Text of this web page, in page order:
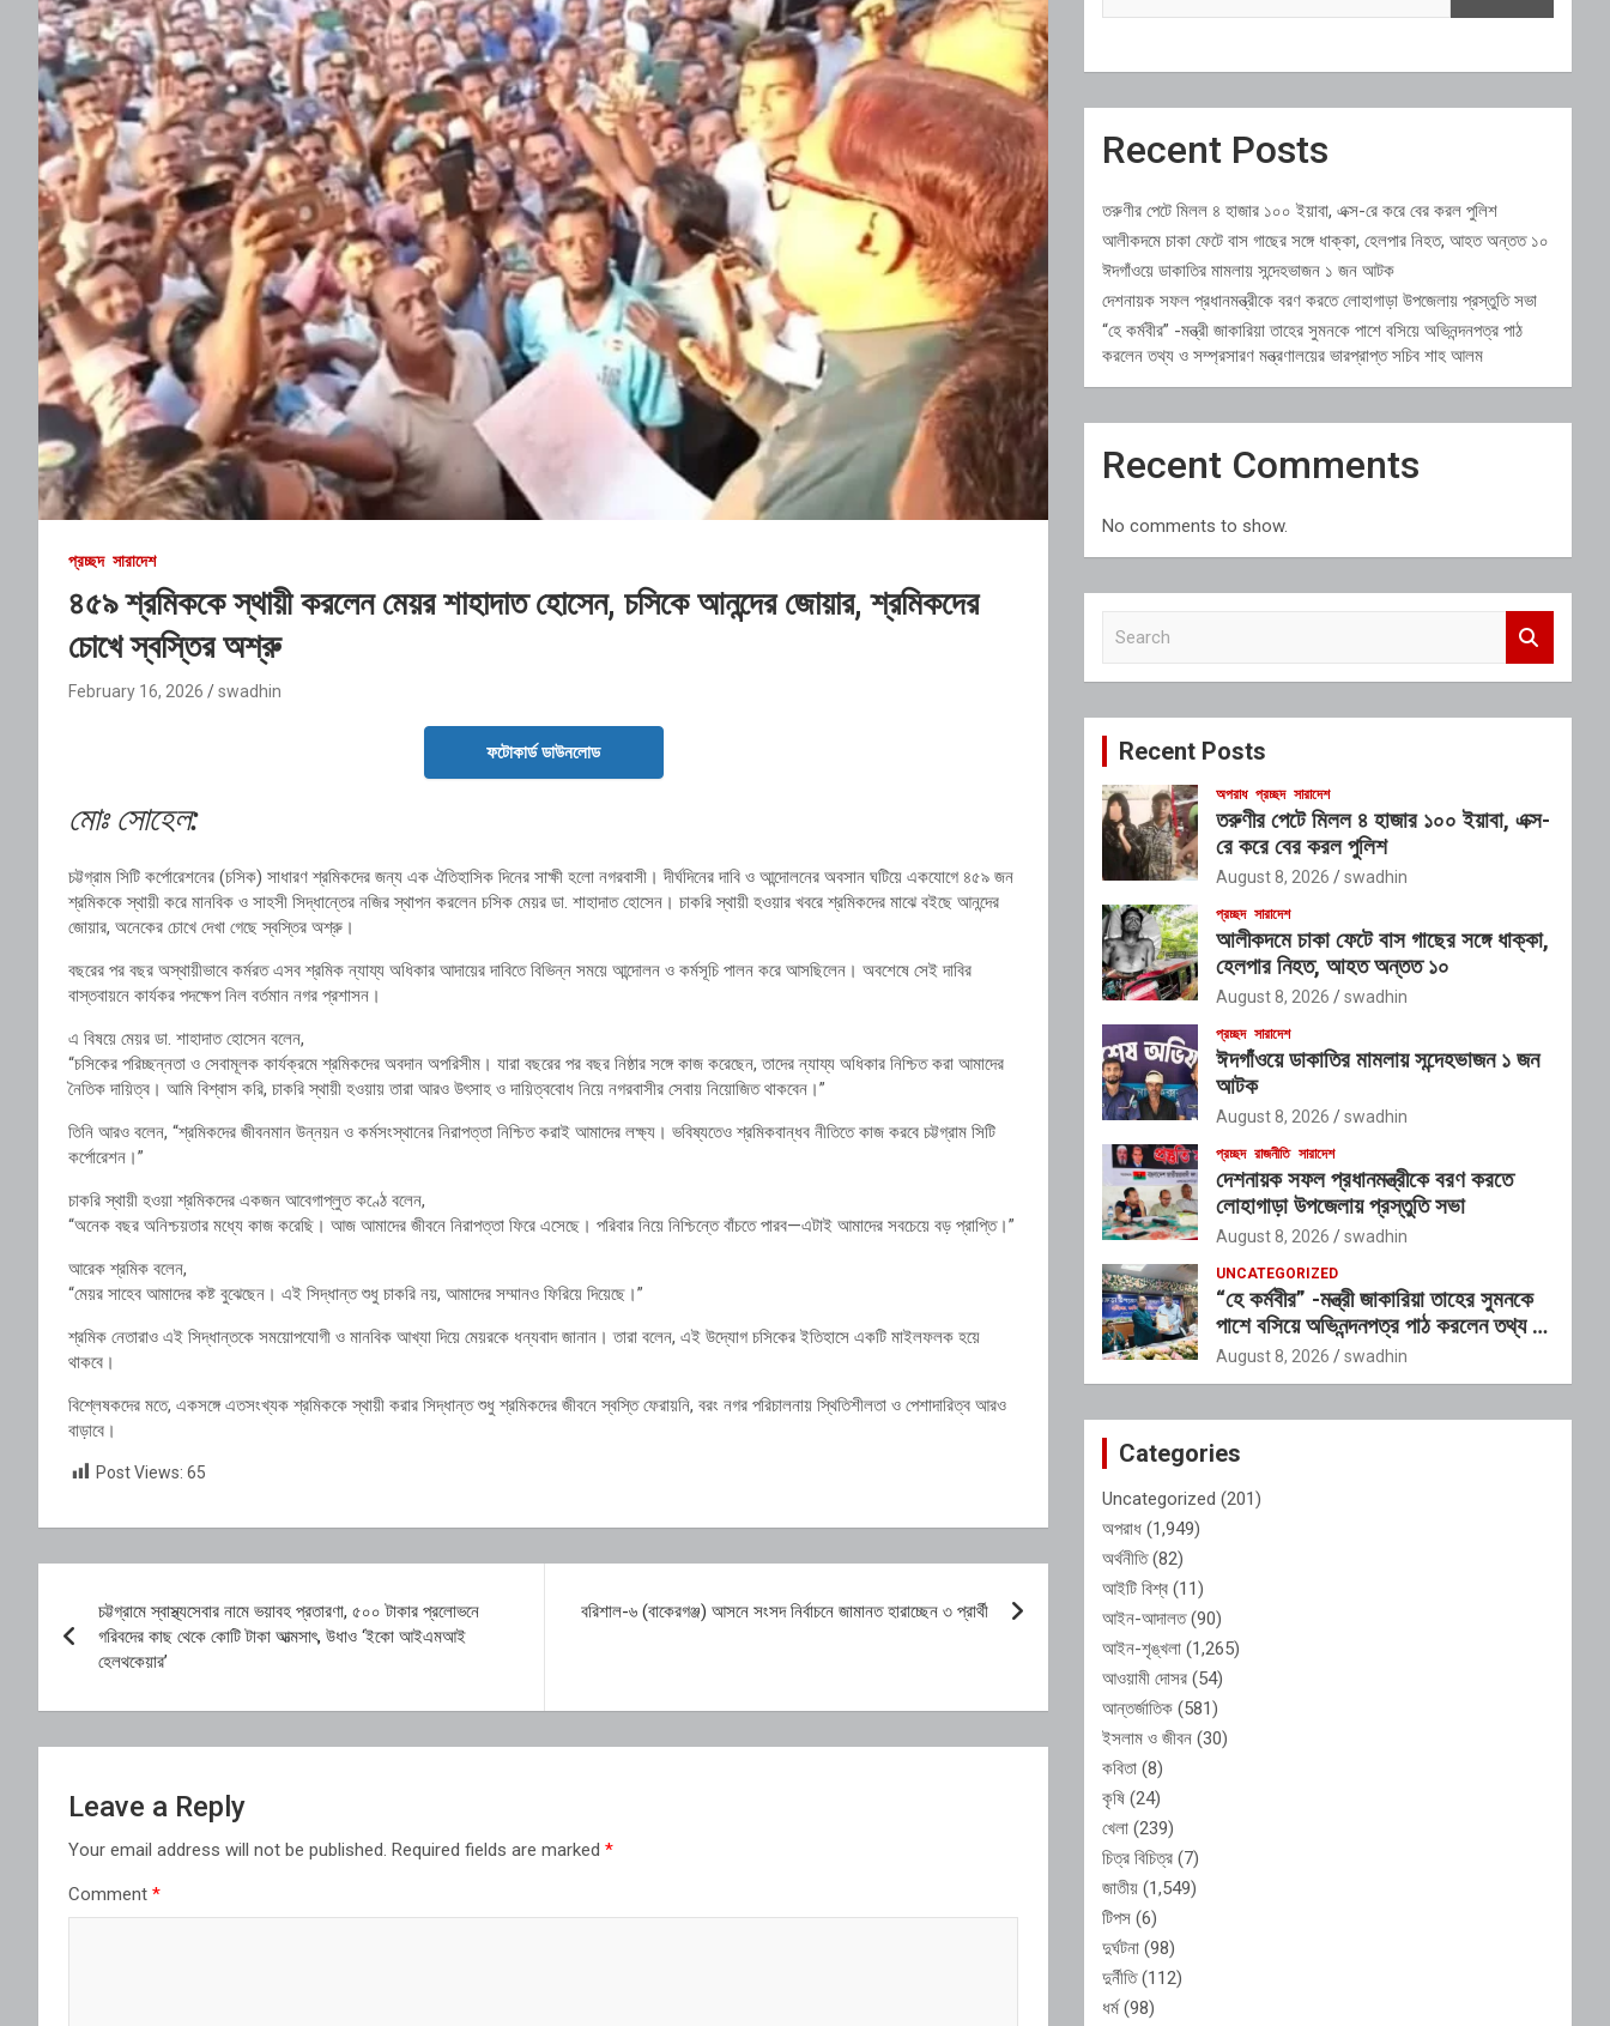
প্রচ্ছদ সারাদেশ
৪৫৯ শ্রমিককে স্থায়ী করলেন মেয়র শাহাদাত হোসেন, চসিকে আনন্দের জোয়ার, শ্রমিকদের
চোখে স্বস্তির অশ্রু
February 16, 2026 swadhin
ফটোকার্ড ডাউনলোড
মোঃ সোহেল:
চট্টগ্রাম সিটি কর্পোরেশনের (চসিক) সাধারণ শ্রমিকদের জন্য এক ঐতিহাসিক দিনের সাক্ষী হলো নগরবাসী। দীর্ঘদিনের দাবি ও আন্দোলনের অবসান ঘটিয়ে একযোগে ৪৫৯ জন
শ্রমিককে স্থায়ী করে মানবিক ও সাহসী সিদ্ধান্তের নজির স্থাপন করলেন চসিক মেয়র ডা. শাহাদাত হোসেন। চাকরি স্থায়ী হওয়ার খবরে শ্রমিকদের মাঝে বইছে আনন্দের
জোয়ার, অনেকের চোখে দেখা গেছে স্বস্তির অশ্রু।
বছরের পর বছর অস্থায়ীভাবে কর্মরত এসব শ্রমিক ন্যায্য অধিকার আদায়ের দাবিতে বিভিন্ন সময়ে আন্দোলন ও কর্মসূচি পালন করে আসছিলেন। অবশেষে সেই দাবির
বাস্তবায়নে কার্যকর পদক্ষেপ নিল বর্তমান নগর প্রশাসন।
এ বিষয়ে মেয়র ডা. শাহাদাত হোসেন বলেন,
“চসিকের পরিচ্ছন্নতা ও সেবামূলক কার্যক্রমে শ্রমিকদের অবদান অপরিসীম। যারা বছরের পর বছর নিষ্ঠার সঙ্গে কাজ করেছেন, তাদের ন্যায্য অধিকার নিশ্চিত করা আমাদের
নৈতিক দায়িত্ব। আমি বিশ্বাস করি, চাকরি স্থায়ী হওয়ায় তারা আরও উৎসাহ ও দায়িত্ববোধ নিয়ে নগরবাসীর সেবায় নিয়োজিত থাকবেন।”
তিনি আরও বলেন, “শ্রমিকদের জীবনমান উন্নয়ন ও কর্মসংস্থানের নিরাপত্তা নিশ্চিত করাই আমাদের লক্ষ্য। ভবিষ্যতেও শ্রমিকবান্ধব নীতিতে কাজ করবে চট্টগ্রাম সিটি
কর্পোরেশন।”
চাকরি স্থায়ী হওয়া শ্রমিকদের একজন আবেগাপ্লুত কণ্ঠে বলেন,
“অনেক বছর অনিশ্চয়তার মধ্যে কাজ করেছি। আজ আমাদের জীবনে নিরাপত্তা ফিরে এসেছে। পরিবার নিয়ে নিশ্চিন্তে বাঁচতে পারব—এটাই আমাদের সবচেয়ে বড় প্রাপ্তি।”
আরেক শ্রমিক বলেন,
“মেয়র সাহেব আমাদের কষ্ট বুঝেছেন। এই সিদ্ধান্ত শুধু চাকরি নয়, আমাদের সম্মানও ফিরিয়ে দিয়েছে।”
শ্রমিক নেতারাও এই সিদ্ধান্তকে সময়োপযোগী ও মানবিক আখ্যা দিয়ে মেয়রকে ধন্যবাদ জানান। তারা বলেন, এই উদ্যোগ চসিকের ইতিহাসে একটি মাইলফলক হয়ে
থাকবে।
বিশ্লেষকদের মতে, একসঙ্গে এতসংখ্যক শ্রমিককে স্থায়ী করার সিদ্ধান্ত শুধু শ্রমিকদের জীবনে স্বস্তি ফেরায়নি, বরং নগর পরিচালনায় স্থিতিশীলতা ও পেশাদারিত্ব আরও
বাড়াবে।
Post Views: 65
navigation
চট্টগ্রামে স্বাস্থ্যসেবার নামে ভয়াবহ প্রতারণা, ৫০০ টাকার প্রলোভনে
গরিবদের কাছ থেকে কোটি টাকা আত্মসাৎ, উধাও ‘ইকো আইএমআই
হেলথকেয়ার’
বরিশাল-৬ (বাকেরগঞ্জ) আসনে সংসদ নির্বাচনে জামানত হারাচ্ছেন ৩ প্রার্থী
Leave a Reply
Your email address will not be published. Required fields are marked *
Comment *
Recent Posts
তরুণীর পেটে মিলল ৪ হাজার ১০০ ইয়াবা, এক্স-রে করে বের করল পুলিশ
আলীকদমে চাকা ফেটে বাস গাছের সঙ্গে ধাক্কা, হেলপার নিহত, আহত অন্তত ১০
ঈদগাঁওয়ে ডাকাতির মামলায় সন্দেহভাজন ১ জন আটক
দেশনায়ক সফল প্রধানমন্ত্রীকে বরণ করতে লোহাগাড়া উপজেলায় প্রস্তুতি সভা
“হে কর্মবীর” -মন্ত্রী জাকারিয়া তাহের সুমনকে পাশে বসিয়ে অভিনন্দনপত্র পাঠ
করলেন তথ্য ও সম্প্রসারণ মন্ত্রণালয়ের ভারপ্রাপ্ত সচিব শাহ আলম
Recent Comments
No comments to show.
c
Recent Posts
অপরাধ প্রচ্ছদ সারাদেশ
তরুণীর পেটে মিলল ৪ হাজার ১০০ ইয়াবা, এক্স-
রে করে বের করল পুলিশ
August 8, 2026 swadhin
প্রচ্ছদ সারাদেশ
আলীকদমে চাকা ফেটে বাস গাছের সঙ্গে ধাক্কা,
হেলপার নিহত, আহত অন্তত ১০
August 8, 2026 swadhin
প্রচ্ছদ সারাদেশ
ঈদগাঁওয়ে ডাকাতির মামলায় সন্দেহভাজন ১ জন
আটক
August 8, 2026 swadhin
প্রচ্ছদ রাজনীতি সারাদেশ
দেশনায়ক সফল প্রধানমন্ত্রীকে বরণ করতে
লোহাগাড়া উপজেলায় প্রস্তুতি সভা
August 8, 2026 swadhin
UNCATEGORIZED
“হে কর্মবীর” -মন্ত্রী জাকারিয়া তাহের সুমনকে
পাশে বসিয়ে অভিনন্দনপত্র পাঠ করলেন তথ্য ও
সম্প্রসারণ মন্ত্রণালয়ের ভারপ্রাপ্ত সচিব শাহ
আলম
August 8, 2026 swadhin
Categories
Uncategorized (201)
অপরাধ (1,949)
অর্থনীতি(82)
আইটি বিশ্ব (11)
আইন-আদালত(90)
আইন-শৃঙ্খলা (1,265)
আওয়ামী দোসর (54)
আন্তর্জাতিক (581)
ইসলাম ও জীবন (30)
কবিতা (8)
কৃষি (24)
খেলা (239)
চিত্র বিচিত্র (7)
জাতীয় (1,549)
টিপস (6)
দুর্ঘটনা (98)
দুর্নীতি(112)
ধর্ম(98)